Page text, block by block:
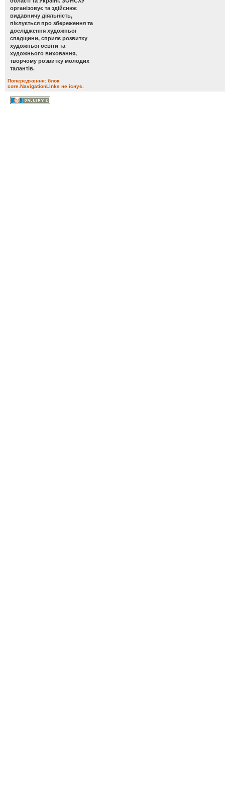
організовує та здійснює
видавничу діяльність,
піклується про збереження та
дослідження художньої
спадщини, сприяє розвитку
художньої освіти та
художнього виховання,
творчому розвитку молодих
талантів.
Попередження: блок
core.NavigationLinks не існує.